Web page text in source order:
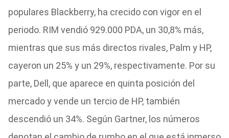
populares Blackberry, ha crecido con vigor en el
periodo. RIM vendió 929.000 PDA, un 30,8% más,
mientras que sus más directos rivales, Palm y HP,
cayeron un 25% y un 29%, respectivamente. Por su
parte, Dell, que aparece en quinta posición del
mercado y vende un tercio de HP, también
descendió un 34%. Según Gartner, los números